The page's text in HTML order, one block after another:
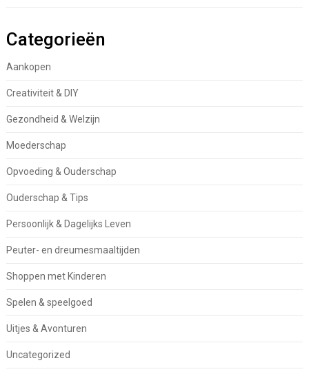
Categorieën
Aankopen
Creativiteit & DIY
Gezondheid & Welzijn
Moederschap
Opvoeding & Ouderschap
Ouderschap & Tips
Persoonlijk & Dagelijks Leven
Peuter- en dreumesmaaltijden
Shoppen met Kinderen
Spelen & speelgoed
Uitjes & Avonturen
Uncategorized